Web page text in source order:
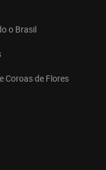
o Brasil
Coroas de Flores